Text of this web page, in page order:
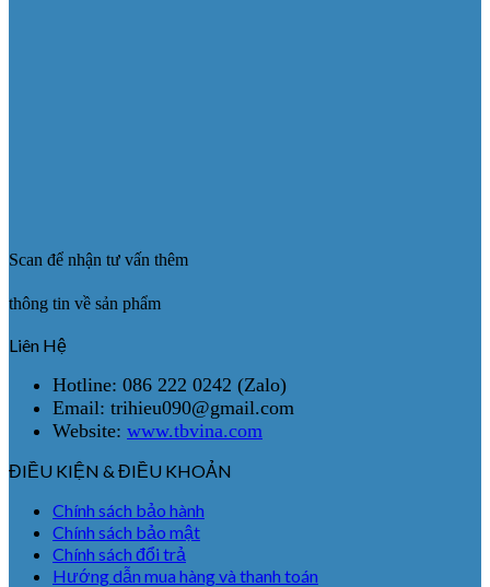
Scan để nhận tư vấn thêm
thông tin về sản phẩm
Liên Hệ
Hotline: 086 222 0242 (Zalo)
Email: trihieu090@gmail.com
Website: www.tbvina.com
ĐIỀU KIỆN & ĐIỀU KHOẢN
Chính sách bảo hành
Chính sách bảo mật
Chính sách đổi trả
Hướng dẫn mua hàng và thanh toán